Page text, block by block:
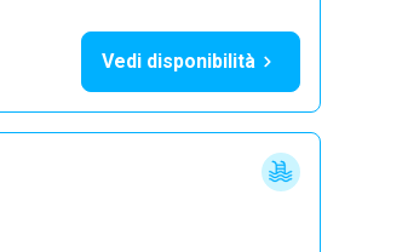
Vedi disponibilità